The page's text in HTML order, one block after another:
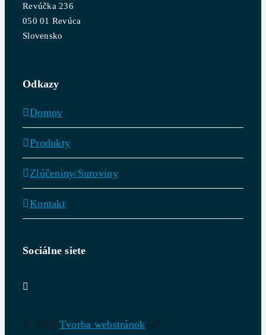
Revúčka 236
050 01 Revúca
Slovensko
Odkazy
Domov
Produkty
Zlúčeniny/Suroviny
Kontakt
Sociálne siete
© 2025 Tvorba webstránok od